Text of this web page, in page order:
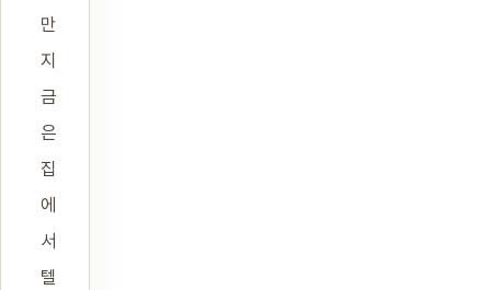
만
지
금
은
집
에
서
텔